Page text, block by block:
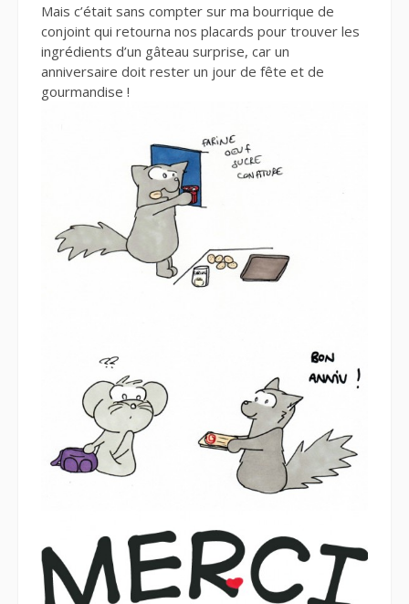
Mais c’était sans compter sur ma bourrique de
conjoint qui retourna nos placards pour trouver les
ingrédients d’un gâteau surprise, car un
anniversaire doit rester un jour de fête et de
gourmandise !